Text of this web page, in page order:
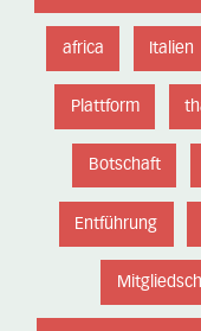
africa Italien
Plattform
Botschaft
Entführung